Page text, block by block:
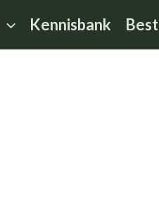
Kennisbank